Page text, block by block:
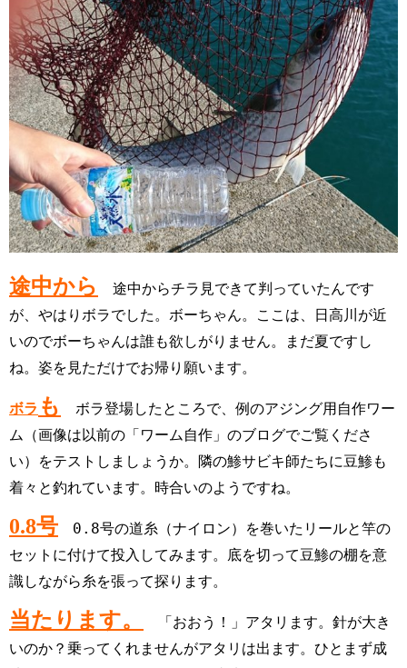
途中から
途中からチラ見できて判っていたんです
が、やはりボラでした。ボーちゃん。
ここは、日高川が近
いのでボーちゃんは誰も欲しがりません。まだ夏ですし
ね。姿を見ただけでお帰り願います。
ボラ も
ボラ登場したところで、例のアジング用自作ワー
ム（画像は以前の「ワーム自作」のブログでご覧くださ
い）をテストしましょうか。隣の鯵サビキ師たちに豆鯵も
着々と釣れています。時合いのようですね。
0.8号 0.8号の道糸（ナイロン）を巻いたリールと竿の
セットに付けて投入してみます。 底を切って豆鯵の棚を意
識しながら糸を張って探ります。
当たります。
「おおう！」アタリます。針が大き
いのか？乗ってくれませんがアタリは出ます。 ひとまず成